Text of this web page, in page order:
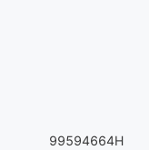
99594664H